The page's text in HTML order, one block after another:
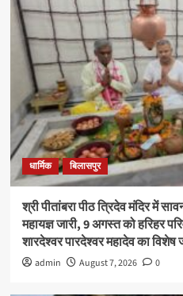
धार्मिक बिलासपुर
श्री पीतांबरा पीठ त्रिदेव मंदिर में
महायज्ञ जारी, 9 अगस्त को हरिहर
शारदेश्वर पारदेश्वर महादेव का
admin August 7, 2026 0